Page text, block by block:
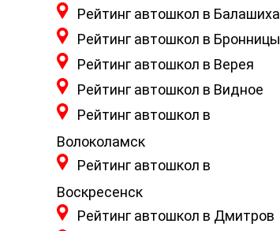
Рейтинг автошкол в Балашиха
Рейтинг автошкол в Бронницы
Рейтинг автошкол в Верея
Рейтинг автошкол в Видное
Рейтинг автошкол в
Волоколамск
Рейтинг автошкол в
Воскресенск
Рейтинг автошкол в Дмитров